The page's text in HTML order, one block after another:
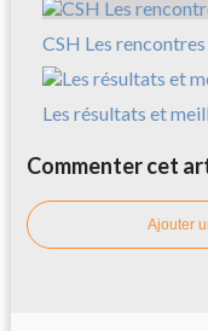
CSH Les
Les résultats et
Commenter cet
Ajouter